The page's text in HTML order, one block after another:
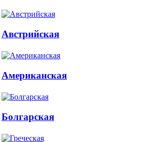
Австрийская
Американская
Болгарская